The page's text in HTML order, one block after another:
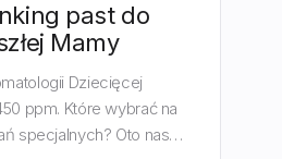
past do
Mamy
Dziecięcej
ppm. Które wybrać na
specjalnych? Oto nasze